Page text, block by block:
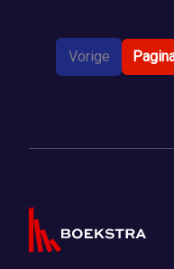
Vorige